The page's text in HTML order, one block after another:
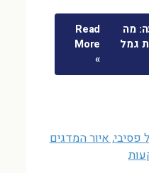
מה
גמל
Read
More
»